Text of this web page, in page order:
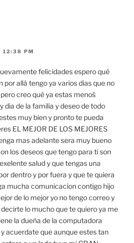
PM
felicidades espero qué
por allá tengo ya varios dias que no
creo qué ya estas menoś
dia de la familia y deseo de todo
muy bien y pronto te pueda
EL MEJOR DE LOS MEJORES
mas adelante sera muy bueno
los deseos que tengo para ti son
salud y que tengas una
dentro y por fuera y que te quiera
mucha comunicacion contigo hijo
de lo mejor yo no tengo correo y
lo mucho que te quiero ya me
la dueña de la computadora
acuerdate que aunque estes tan